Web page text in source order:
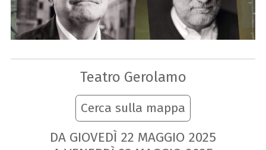
Teatro Gerolamo
Cerca sulla mappa
DA GIOVEDÌ 22 MAGGIO 2025